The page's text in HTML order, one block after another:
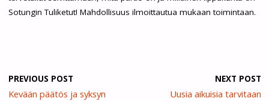
Sotungin Tuliketut! Mahdollisuus ilmoittautua mukaan toimintaan.
PREVIOUS POST
Kevään päätös ja syksyn
NEXT POST
Uusia aikuisia tarvitaan